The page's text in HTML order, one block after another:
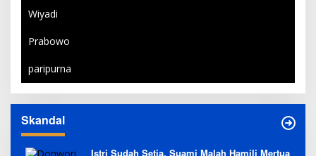
Wiyadi
Prabowo
paripurna
Skandal
Istri Sudah Setia, Suami Malah Hamili Mertua